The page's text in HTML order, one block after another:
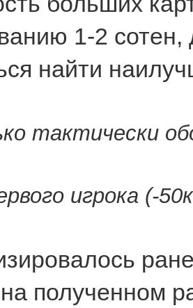
1-2
найти
тактически
игрока (-
полученном